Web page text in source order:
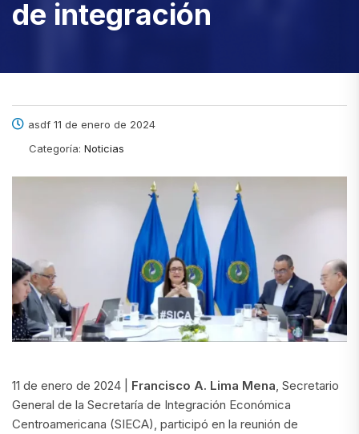
de integración
asdf 11 de enero de 2024
Categoría: Noticias
11 de enero de 2024 | Francisco A. Lima Mena , Secretario
General de la Secretaría de Integración Económica
Centroamericana (SIECA), participó en la reunión de